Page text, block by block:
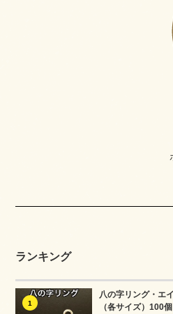
ランキング
1
八の字リング・エ
（各サイズ）100個